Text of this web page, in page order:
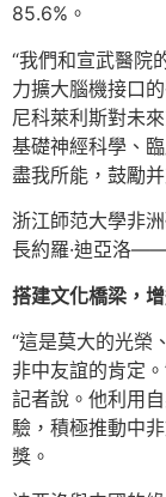
85.6%。
“我們和宣武醫院
力擴大腦機接口
尼科萊利斯對未
基礎神經科學、
盡我所能，鼓勵
浙江師范大學非
長約羅·迪亞洛
搭建文化橋梁，
“這是莫大的光榮
非中友誼的肯定
記者說。他利用
驗，積極推動中
獎。